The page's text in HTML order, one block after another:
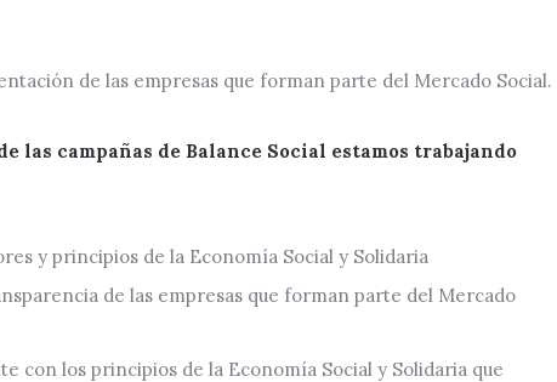
de las empresas que forman parte del Mercado Social.
las campañas de Balance Social estamos trabajando
y principios de la Economía Social y Solidaria
de las empresas que forman parte del Mercado
con los principios de la Economía Social y Solidaria que